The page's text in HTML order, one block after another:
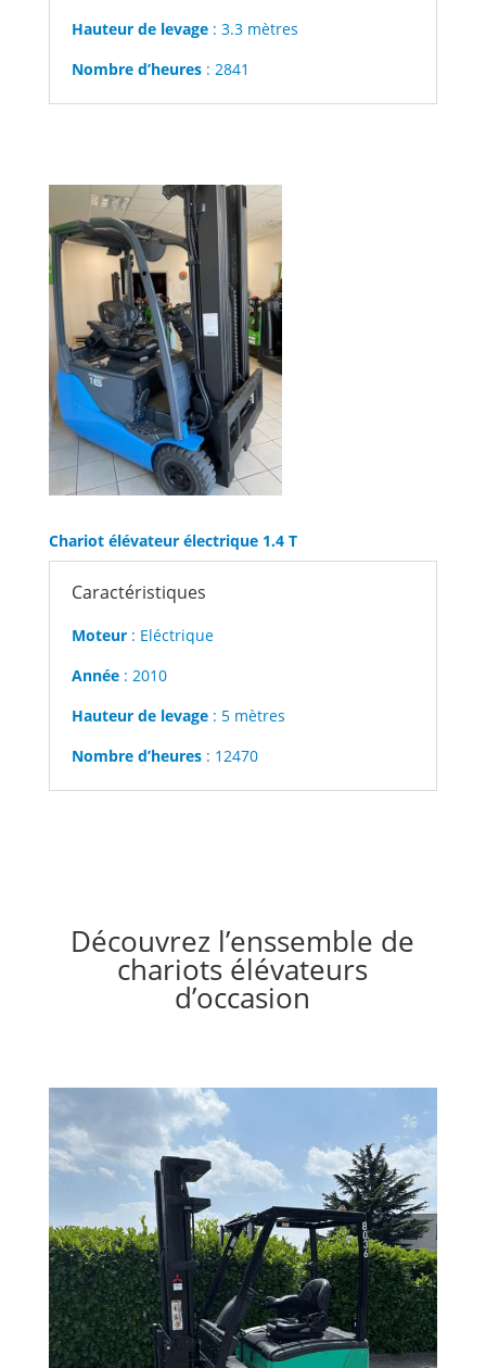
Hauteur de levage: 3.3 mètres
Nombre d’heures: 2841
Chariot élévateur électrique 1.4 T
Caractéristiques
Moteur : Eléctrique
Année : 2010
Hauteur de levage: 5 mètres
Nombre d’heures: 12470
Découvrez l’enssemble de
chariots élévateurs
d’occasion